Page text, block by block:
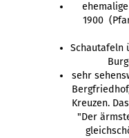
1900
Schautafeln
sehr
Kreuzen.
"Der